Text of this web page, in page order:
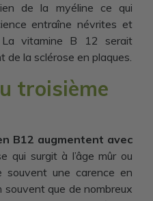
de la myéline ce qui
entraîne névrites et
La vitamine B 12 serait
la sclérose en plaques.
troisième
B12 augmentent avec
qui surgit à l’âge mûr ou
souvent une carence en
que de nombreux